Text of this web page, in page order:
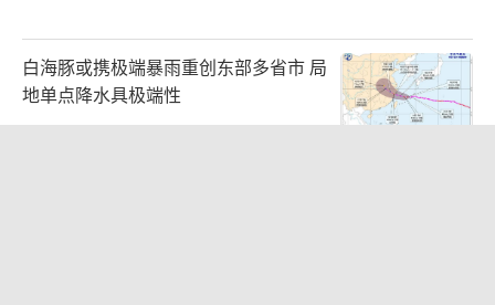
白海豚或携极端暴雨重创东部多省市 局
地单点降水具极端性
2026-08-08 08:51:57